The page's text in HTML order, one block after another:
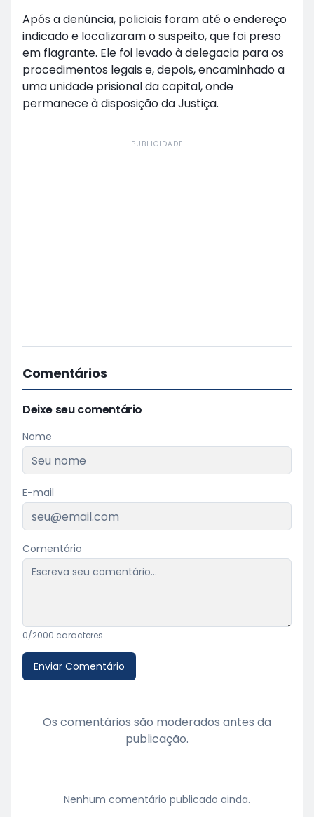
Após a denúncia, policiais foram até o endereço
indicado e localizaram o suspeito, que foi preso
em flagrante. Ele foi levado à delegacia para os
procedimentos legais e, depois, encaminhado a
uma unidade prisional da capital, onde
permanece à disposição da Justiça.
PUBLICIDADE
Comentários
Deixe seu comentário
Nome
E-mail
Comentário
0/2000 caracteres
Enviar Comentário
Os comentários são moderados antes da
publicação.
Nenhum comentário publicado ainda.